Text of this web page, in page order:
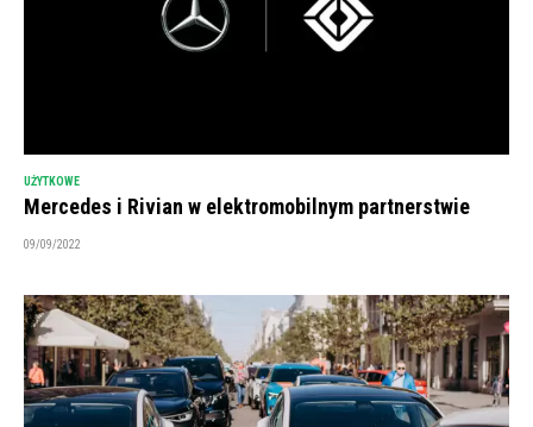
UŻYTKOWE
Mercedes i Rivian w elektromobilnym partnerstwie
09/09/2022